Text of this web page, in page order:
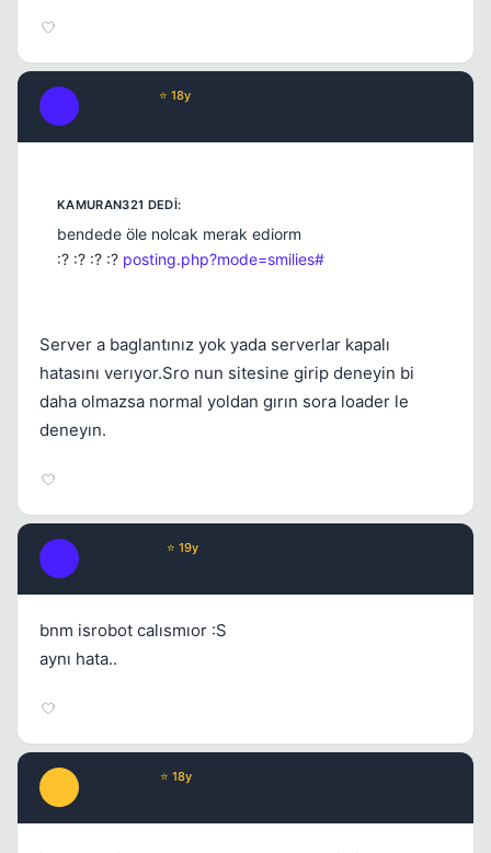
⭐ 18y
bendede öle nolcak merak ediorm
:? :? :? :? posting.php?mode=smilies#
Server a baglantınız yok yada serverlar kapalı
hatasını verıyor.Sro nun sitesine girip deneyin bi
daha olmazsa normal yoldan gırın sora loader le
deneyın.
⭐ 19y
bnm isrobot calısmıor :S
aynı hata..
⭐ 18y